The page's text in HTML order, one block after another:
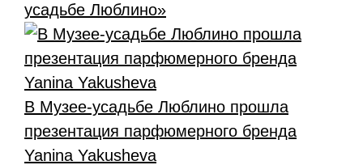
усадьбе Люблино»
В Музее-усадьбе Люблино прошла
презентация парфюмерного бренда
Yanina Yakusheva